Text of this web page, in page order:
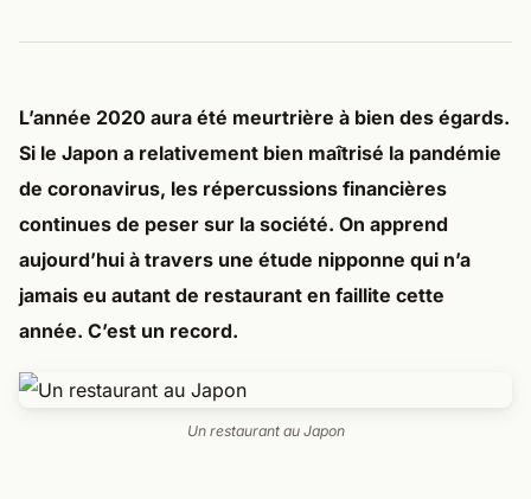
L’année 2020 aura été meurtrière à bien des égards.
Si le Japon a relativement bien maîtrisé la pandémie
de coronavirus, les répercussions financières
continues de peser sur la société. On apprend
aujourd’hui à travers une étude nipponne qui n’a
jamais eu autant de restaurant en faillite cette
année. C’est un record.
Un restaurant au Japon